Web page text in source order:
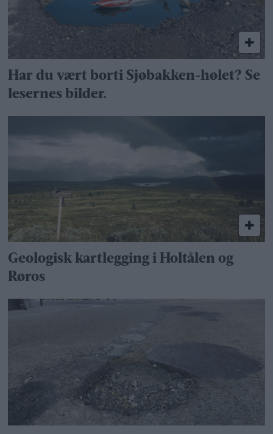
Har du vært borti Sjøbakken-hølet? Se
lesernes bilder.
Geologisk kartlegging i Holtålen og
Røros